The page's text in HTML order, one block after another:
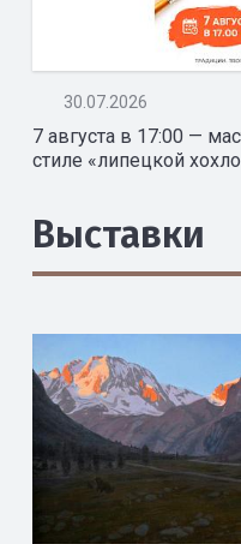
30.07.2026
7 августа в 17:00 —
стиле «липецкой
Выставки